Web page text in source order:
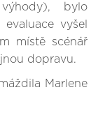
bylo
vyšel
místě scénář
dopravu.
Marlene